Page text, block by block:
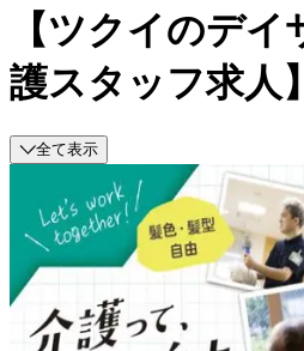
【ツクイのデ
護スタッフ求人】
全て表示